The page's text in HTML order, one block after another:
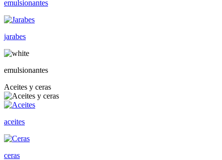
emulsionantes
jarabes
emulsionantes
Aceites y ceras
aceites
ceras